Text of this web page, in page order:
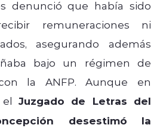
denunció que había sido
remuneraciones ni
asegurando además
bajo un régimen de
la ANFP. Aunque en
Juzgado de Letras del
desestimó la